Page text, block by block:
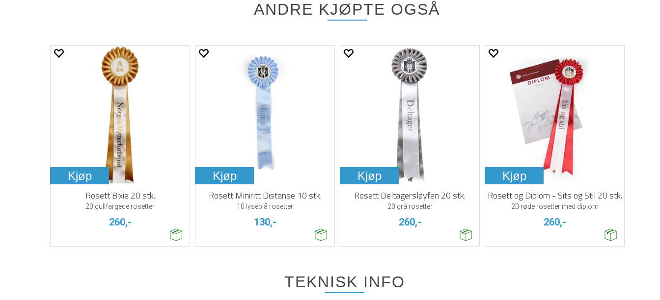
ANDRE KJØPTE OGSÅ
Kjøp
Rosett Bixie 20 stk.
20 gullfargede rosetter
260,-
Kjøp
Rosett Miniritt Distanse 10 stk.
10 lyseblå rosetter
130,-
Kjøp
Rosett Deltagersløyfen 20 stk.
20 grå rosetter
260,-
Kjøp
Rosett og Diplom - Sits og Stil 20 stk.
20 røde rosetter med diplom
260,-
TEKNISK INFO